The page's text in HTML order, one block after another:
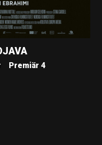
Premiär 4